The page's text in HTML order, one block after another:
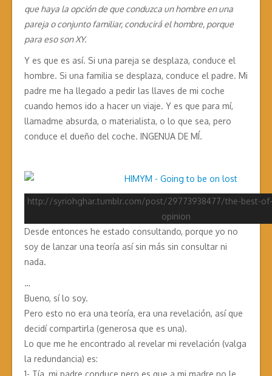
que haya la opción de que conduzca un hombre en una
pareja o conjunto familiar, conducirá el hombre, porque
para eso son XY.
Y es que es así. Si una pareja se desplaza, conduce el
hombre. Si una familia se desplaza, conduce el padre. Mi
padre me ha llegado a pedir las llaves de mi coche
cuando hemos ido a hacer un viaje. Y es que para mí,
llamadme absurda, o materialista, o lo que sea, pero
conduce el dueño del coche. INGENUA DE MÍ.
http://syriohghar.tumblr.com/post/29773938477/the-best-
opinion
Desde entonces he estado consultando, porque yo no
soy de lanzar una teoría así sin más sin consultar ni
nada.
…
Bueno, sí lo soy.
Pero esto no era una teoría, era una revelación, así que
decidí compartirla (generosa que es una).
Lo que me he encontrado al revelar mi revelación (valga
la redundancia) es: